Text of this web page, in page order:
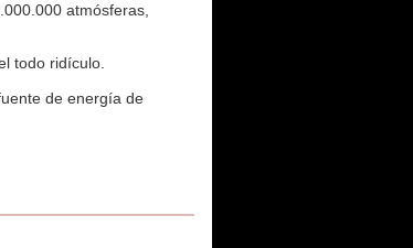
atmósferas,
todo ridículo.
de energía de